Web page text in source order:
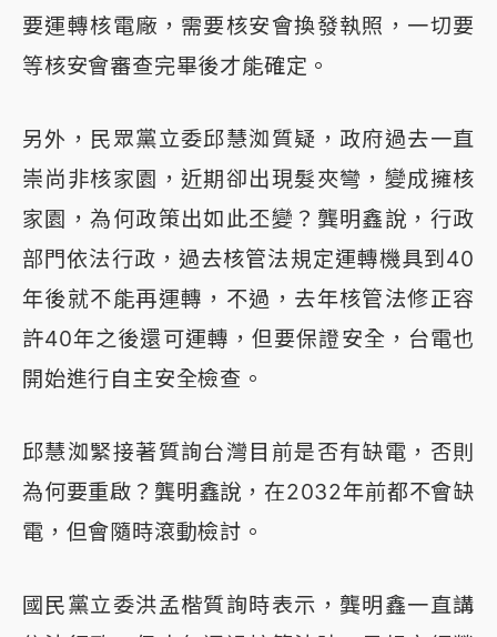
要運轉核電廠，需要核安會換發執照，一切要
等核安會審查完畢後才能確定。
另外，民眾黨立委邱慧洳質疑，政府過去一直
崇尚非核家園，近期卻出現髮夾彎，變成擁核
家園，為何政策出如此丕變？龔明鑫說，行政
部門依法行政，過去核管法規定運轉機具到40
年後就不能再運轉，不過，去年核管法修正容
許40年之後還可運轉，但要保證安全，台電也
開始進行自主安全檢查。
邱慧洳緊接著質詢台灣目前是否有缺電，否則
為何要重啟？龔明鑫說，在2032年前都不會缺
電，但會隨時滾動檢討。
國民黨立委洪孟楷質詢時表示，龔明鑫一直講